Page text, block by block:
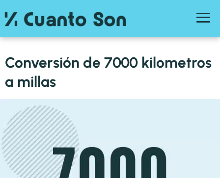
Conversión de 7000 kilometros
a millas